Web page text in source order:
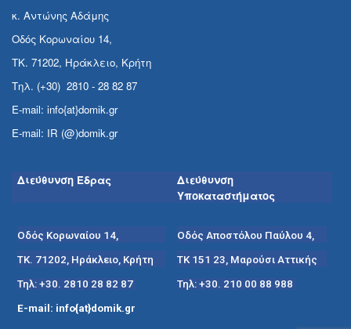
κ. Αντώνης Αδάμης
Οδός Κορωναίου 14,
ΤΚ. 71202, Ηράκλειο, Κρήτη
Τηλ. (+30) 2810 - 28 82 87
E-mail: info{at}domik.gr
E-mail: IR (@)domik.gr
Διεύθυνση Έδρας
Διεύθυνση
Υποκαταστήματος
Οδός Κορωναίου 14,
ΤΚ. 71202, Ηράκλειο, Κρήτη
Τηλ: +30. 2810 28 82 87
Οδός Αποστόλου Παύλου 4,
ΤΚ 151 23, Μαρούσι Αττικής
Τηλ: +30. 210 00 88 988
E-mail: info{at}domik.gr